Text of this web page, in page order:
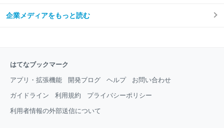
企業メディアをもっと読む
はてなブックマーク
アプリ・拡張機能 開発ブログ ヘルプ お問い合わせ
ガイドライン 利用規約 プライバシーポリシー
利用者情報の外部送信について